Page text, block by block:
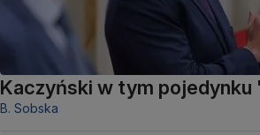
Kaczyński w tym pojedynku
B. Sobska